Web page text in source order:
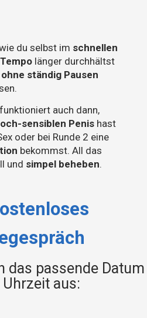
du selbst im schnellen
länger durchhältst
ohne ständig Pausen
auch dann,
sensiblen Penis hast
oder bei Runde 2 eine
bekommst. All das
und simpel beheben.
das passende Datum
aus: